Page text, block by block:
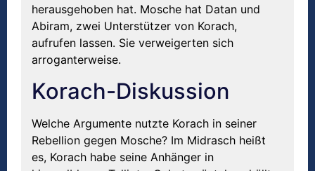
herausgehoben hat. Mosche hat Datan und
Abiram, zwei Unterstützer von Korach,
aufrufen lassen. Sie verweigerten sich
arroganterweise.
Korach-Diskussion
Welche Argumente nutzte Korach in seiner
Rebellion gegen Mosche? Im Midrasch heißt
es, Korach habe seine Anhänger in